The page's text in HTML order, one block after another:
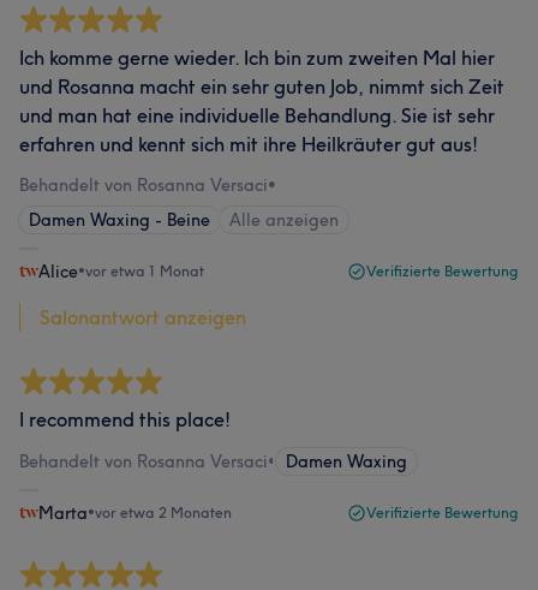
Ich komme gerne wieder. Ich bin zum zweiten Mal hier
und Rosanna macht ein sehr guten Job, nimmt sich Zeit
und man hat eine individuelle Behandlung. Sie ist sehr
erfahren und kennt sich mit ihre Heilkräuter gut aus!
Behandelt von Rosanna Versaci•
Damen Waxing - Beine
Alle anzeigen
Alice•vor etwa 1 Monat Verifizierte Bewertung
Salonantwort anzeigen
I recommend this place!
Behandelt von Rosanna Versaci• Damen Waxing
Marta•vor etwa 2 Monaten Verifizierte Bewertung